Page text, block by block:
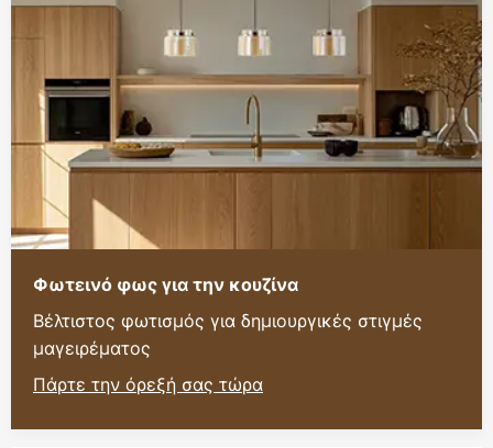
Φωτεινό φως για την κουζίνα
Βέλτιστος φωτισμός για δημιουργικές στιγμές
μαγειρέματος
Πάρτε την όρεξή σας τώρα